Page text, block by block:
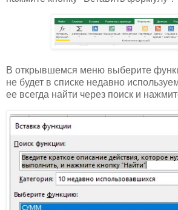
В открывшемся меню выберите
не будет в списке недавно
ее всегда найти через поиск и